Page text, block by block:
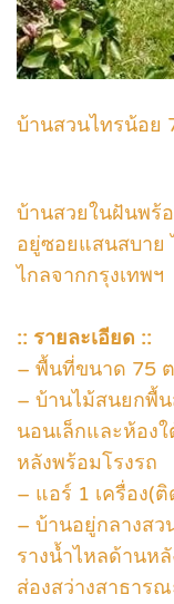
บ้านสวนไทรน้อย
บ้านสวยในฝันพร้
อยู่ซอยแสนสบาย
ไกลจากกรุงเทพฯ
:: รายละเอียด ::
– พื้นที่ขนาด 75
– บ้านไม้สนยกพื้น
นอนเล็กและห้อง
หลังพร้อมโรงรถ
– แอร์ 1 เครื่อง(
– บ้านอยู่กลางส
รางน้ำไหลด้านห
ส่องสว่างสาธารณ